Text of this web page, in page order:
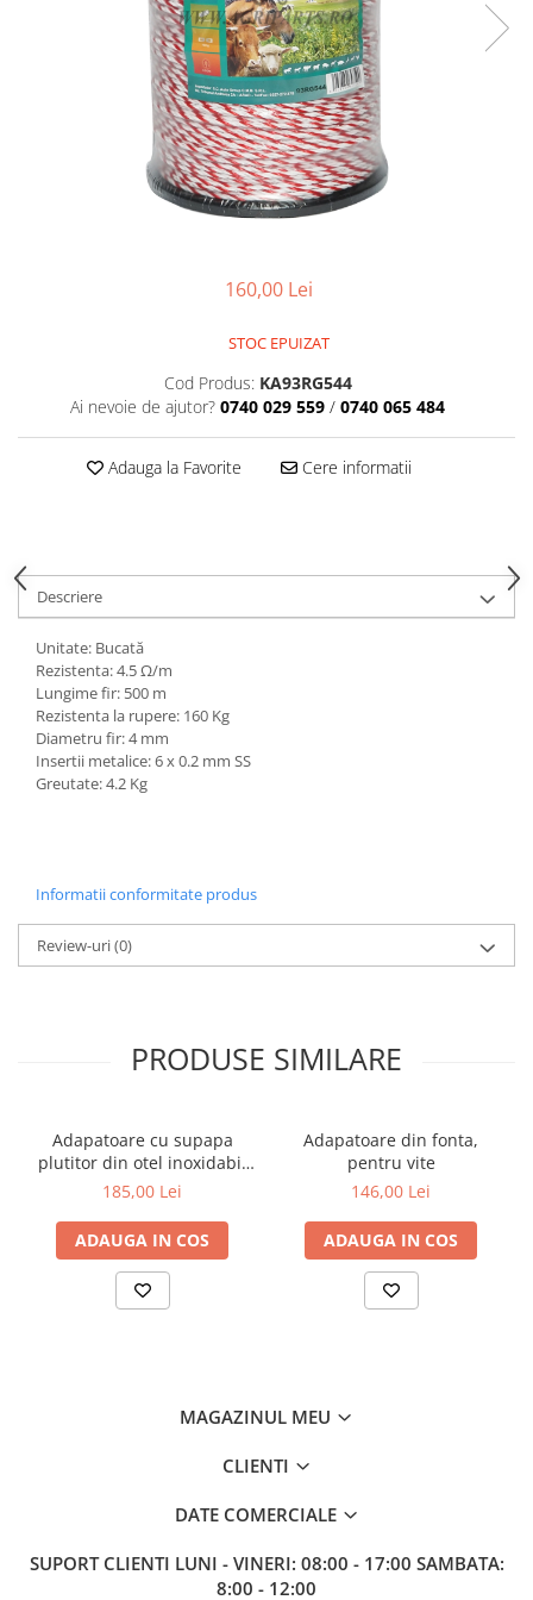
160,00 Lei
STOC EPUIZAT
Cod Produs: KA93RG544
Ai nevoie de ajutor? 0740 029 559 / 0740 065 484
Adauga la Favorite Cere informatii
Descriere
Unitate: Bucată
Rezistenta: 4.5 Ω/m
Lungime fir: 500 m
Rezistenta la rupere: 160 Kg
Diametru fir: 4 mm
Insertii metalice: 6 x 0.2 mm SS
Greutate: 4.2 Kg
Informatii conformitate produs
Review-uri(0)
PRODUSE SIMILARE
Adapatoare cu supapa
plutitor din otel inoxidabil
pentru vite, cai, oi si capre
185,00 Lei
ADAUGA IN COS
Adapatoare din fonta,
pentru vite
146,00 Lei
ADAUGA IN COS
MAGAZINUL MEU
CLIENTI
DATE COMERCIALE
SUPORT CLIENTI LUNI - VINERI: 08:00 - 17:00 SAMBATA:
8:00 - 12:00